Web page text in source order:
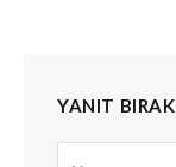
YANIT BIRAK